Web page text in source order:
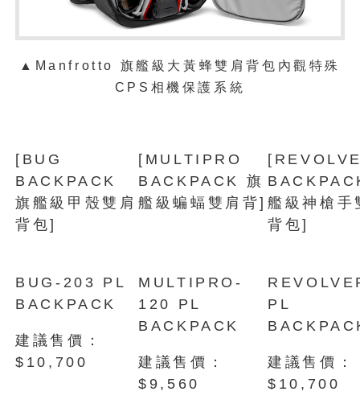
▲Manfrotto 旗艦級大黃蜂雙肩背包內觀特殊
CPS相機保護系統
[BUG
BACKPACK
旗艦級甲殼雙肩
背包]
[MULTIPRO
BACKPACK 旗
艦級蝙蝠雙肩背] 艦級神槍手
背包]
BUG-203 PL
BACKPACK
建議售價：
$10,700
MULTIPRO-
120 PL
BACKPACK
建議售價：
$9,560
PL
建議售價：
$10,700